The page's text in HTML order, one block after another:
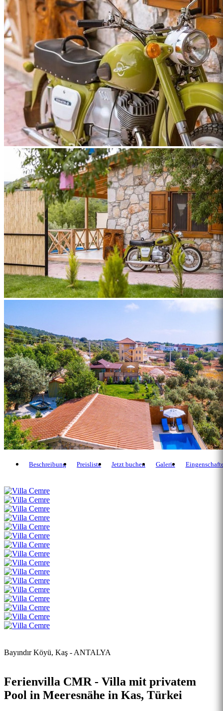
Beschreibung Preisliste Jetzt buchen Galerie
Bayındır Köyü, Kaş - ANTALYA
Ferienvilla CMR - Villa mit privatem
Pool in Meeresnähe in Kas, Türkei